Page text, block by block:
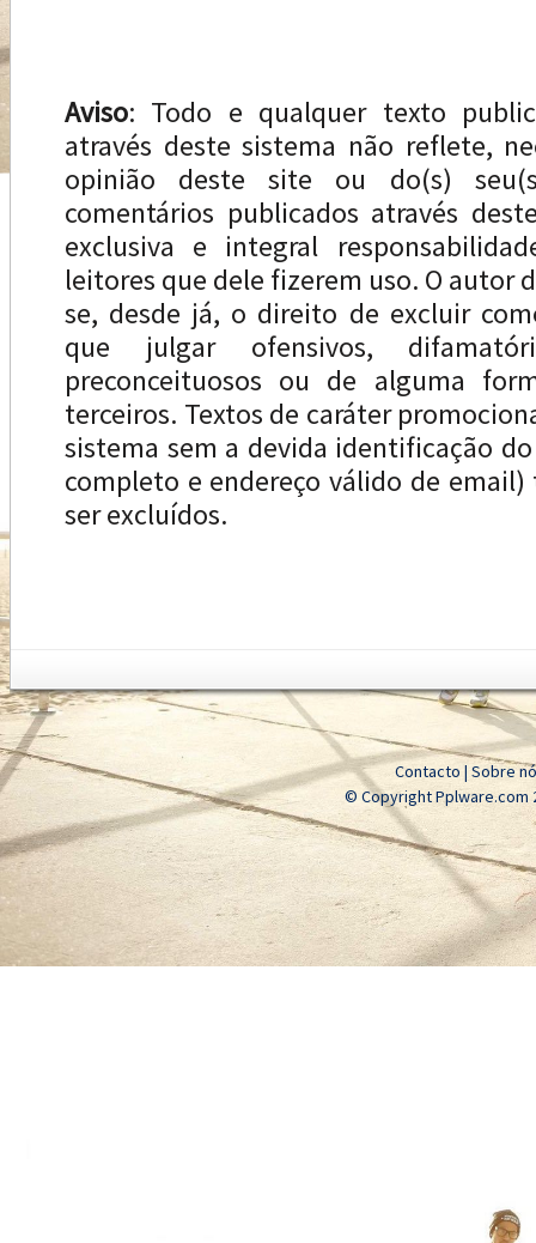
Aviso: Todo e qualquer texto
através deste sistema não reflete,
opinião deste site ou do(s)
comentários publicados através
exclusiva e integral
leitores que dele fizerem uso. O autor
se, desde já, o direito de excluir
que julgar ofensivos,
preconceituosos ou de alguma
terceiros. Textos de caráter
sistema sem a devida identificação
completo e endereço válido de
ser excluídos.
Contacto | Sobre
© Copyright Pplware.com